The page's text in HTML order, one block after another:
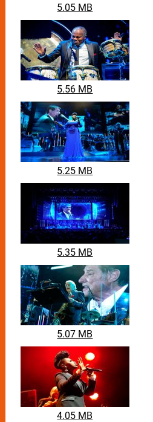
5.05 MB
5.56 MB
5.25 MB
5.35 MB
5.07 MB
4.05 MB